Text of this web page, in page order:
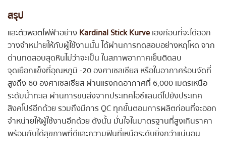
สรุป
และตัวพอตไฟฟ้าอย่างKardinal Stick Kurveเองก่อนที่จะได้ออก
วางจำหน่ายให้กับผู้ใช้งานนั้น ได้ผ่านการทดสอบอย่างหฤโหด จาก
ด่านทดสอบสุดหินไม่ว่าจะเป็น ในสภาพอากาศเย็นติดลบ
จุดเยือกแข็งที่อุณหภูมิ -20 องศาเซลเซียส หรือในอากาศร้อนจัดที่
สูงถึง 60 องศาเซลเซียส ผ่านแรงกดอากาศที่ 6,000 เมตรเหนือ
ระดับน้ำทะเล ผ่านการขนส่งจากประเทศไอซ์แลนด์ไปยังประเทศ
สิงคโปร์อีกด้วย รวมถึงมีการ QC ทุกขั้นตอนการผลิตก่อนที่จะออก
จำหน่ายให้ผู้ใช้งานอีกด้วย ดังนั้น มั่นใจในมาตรฐานที่สูงเกินราคา
พร้อมกับได้สุขภาพที่ดีและความฟินที่เหนือระดับยิ่งกว่าแน่นอน